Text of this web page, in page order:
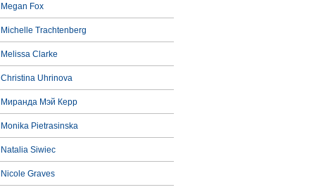
Megan Fox
Michelle Trachtenberg
Melissa Clarke
Christina Uhrinova
Миранда Мэй Керр
Monika Pietrasinska
Natalia Siwiec
Nicole Graves